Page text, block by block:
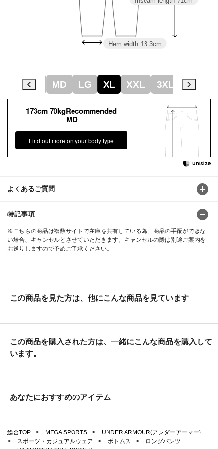
よくあるご質問
特記事項
※こちらの商品は複数サイトで在庫を共有している為、商品の手配ができな
い場合、キャンセルとさせていただきます。キャンセルの際は別途ご案内を
お送りしますので予めご了承ください。
173cm 70kgRecommended
MD
Find out more on your body type
Hem width 13.3cm
SM MD LG XL XXL 3XL 4XL
この商品を見た方は、他にこんな商品を見ています
この商品を購入された方は、一緒にこんな商品を購入して
います。
あなたにおすすめのアイテム
総合TOP > MEGA SPORTS >
UNDER ARMOUR(アンダーアーマー)
>
スポーツ・カジュアルウェア > ボトムス >
ロングパンツ